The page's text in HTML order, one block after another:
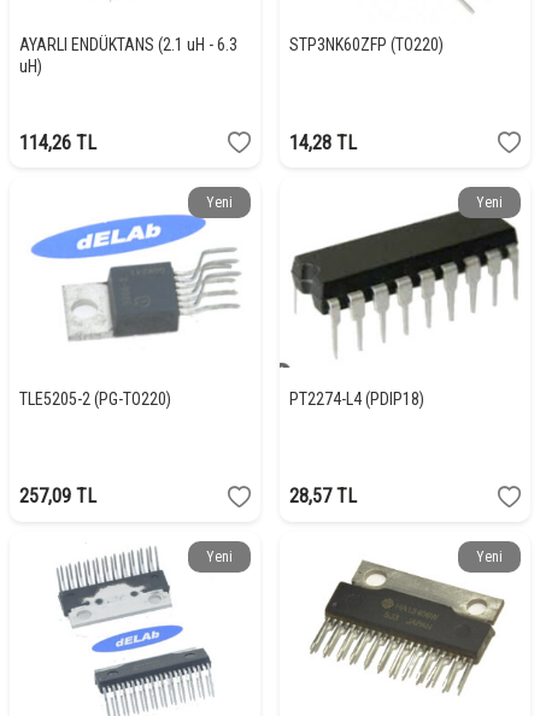
AYARLI ENDÜKTANS (2.1 uH - 6.3
uH)
114,26 TL
STP3NK60ZFP (TO220)
14,28 TL
Yeni
TLE5205-2 (PG-TO220)
257,09 TL
Yeni
PT2274-L4 (PDIP18)
28,57TL
Yeni Yeni